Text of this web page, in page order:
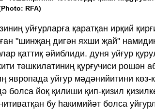
RFA)
уйғурларға қаратқан ирқий
"шинҗаң дигән яхши җай"
қаттиқ әйиблиди. дуня уйғур
тәшкилатиниң қурғучиси рошән
явропада уйғур мәдәнийитини көз-
болса йоқ қилиши қип-қизил
бу һакимийәт болса